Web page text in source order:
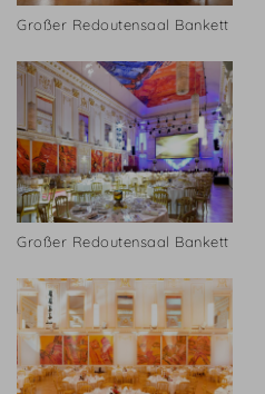
Großer Redoutensaal Bankett
Großer Redoutensaal Bankett